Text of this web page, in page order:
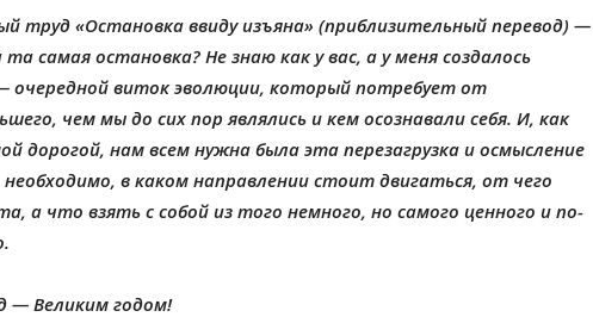
труд «Остановка ввиду изъяна» (приблизительный перевод) —
самая остановка? Не знаю как у вас, а у меня создалось
очередной виток эволюции, который потребует от
чем мы до сих пор являлись и кем осознавали себя. И, как
дорогой, нам всем нужна была эта перезагрузка и осмысление
в каком направлении стоит двигаться, от чего
а что взять с собой из того немного, но самого ценного и по-
— Великим годом!